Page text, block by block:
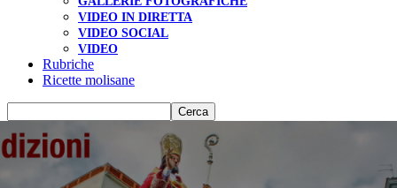
VIDEO IN DIRETTA
VIDEO SOCIAL
VIDEO
Rubriche
Ricette molisane